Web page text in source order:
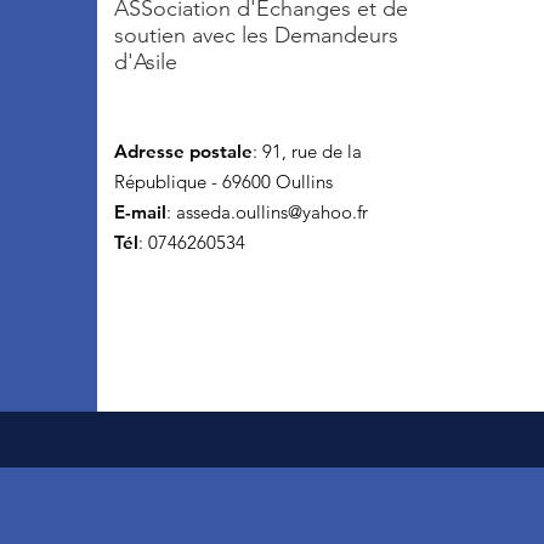
ASSociation d'Echanges et de
soutien avec les Demandeurs
d'Asile
Adresse postale: 91, rue de la
République - 69600 Oullins
E-mail: asseda.oullins@yahoo.fr
Tél: 0746260534